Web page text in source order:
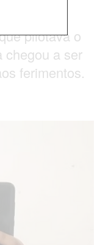
anos,
pilotava o
chegou a ser
ferimentos.